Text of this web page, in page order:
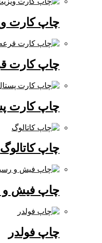
چاپ کارت ویزیت
چاپ کارت قرعه
چاپ کارت پستال
چاپ کاتالوگ
چاپ فیش و رسید
چاپ فولدر